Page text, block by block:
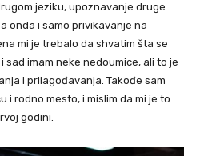
jeziku, upoznavanje druge
onda i samo privikavanje na
mi je trebalo da shvatim šta se
sad imam neke nedoumice, ali to je
i prilagođavanja. Takođe sam
i rodno mesto, i mislim da mi je to
godini.